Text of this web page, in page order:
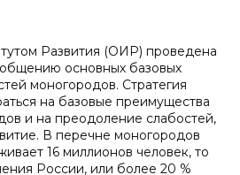
Развития (ОИР) проведена
основных базовых
моногородов. Стратегия
на базовые преимущества
и на преодоление слабостей,
В перечне моногородов
16 миллионов человек, то
России, или более 20 %